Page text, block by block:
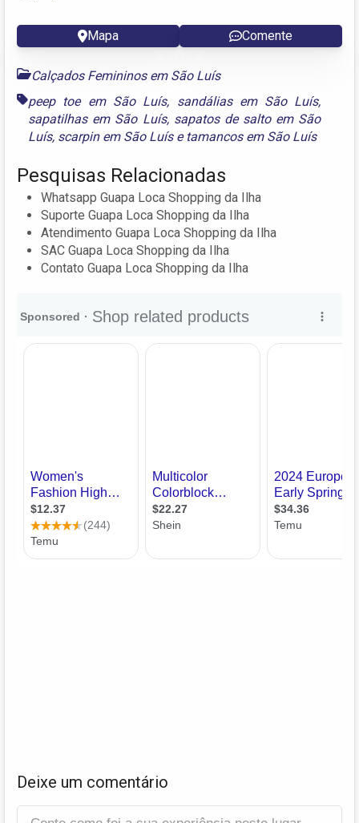
Mapa Comente
Calçados Femininos em São Luís
peep toe em São Luís, sandálias em São Luís,
sapatilhas em São Luís, sapatos de salto em São
Luís, scarpin em São Luíse tamancos em São Luís
Pesquisas Relacionadas
Whatsapp Guapa Loca Shopping da Ilha
Suporte Guapa Loca Shopping da Ilha
Atendimento Guapa Loca Shopping da Ilha
SAC Guapa Loca Shopping da Ilha
Contato Guapa Loca Shopping da Ilha
Deixe um comentário